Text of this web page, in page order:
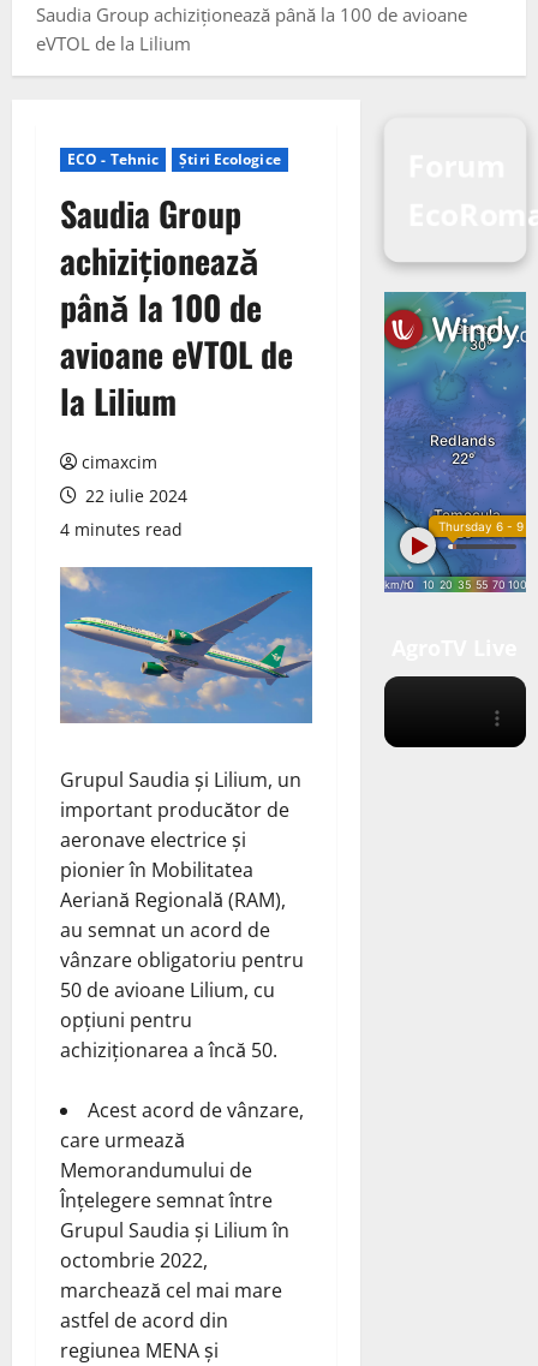
Saudia Group achiziționează până la 100 de avioane
eVTOL de la Lilium
ECO - Tehnic Știri Ecologice
Saudia Group
achiziționează
până la 100 de
avioane eVTOL de
la Lilium
cimaxcim
22 iulie 2024
4 minutes read
Grupul Saudia și Lilium, un
important producător de
aeronave electrice și
pionier în Mobilitatea
Aeriană Regională (RAM),
au semnat un acord de
vânzare obligatoriu pentru
50 de avioane Lilium, cu
opțiuni pentru
achiziționarea a încă 50.
Acest acord de vânzare,
care urmează
Memorandumului de
Înțelegere semnat între
Grupul Saudia și Lilium în
octombrie 2022,
marchează cel mai mare
astfel de acord din
regiunea MENA și